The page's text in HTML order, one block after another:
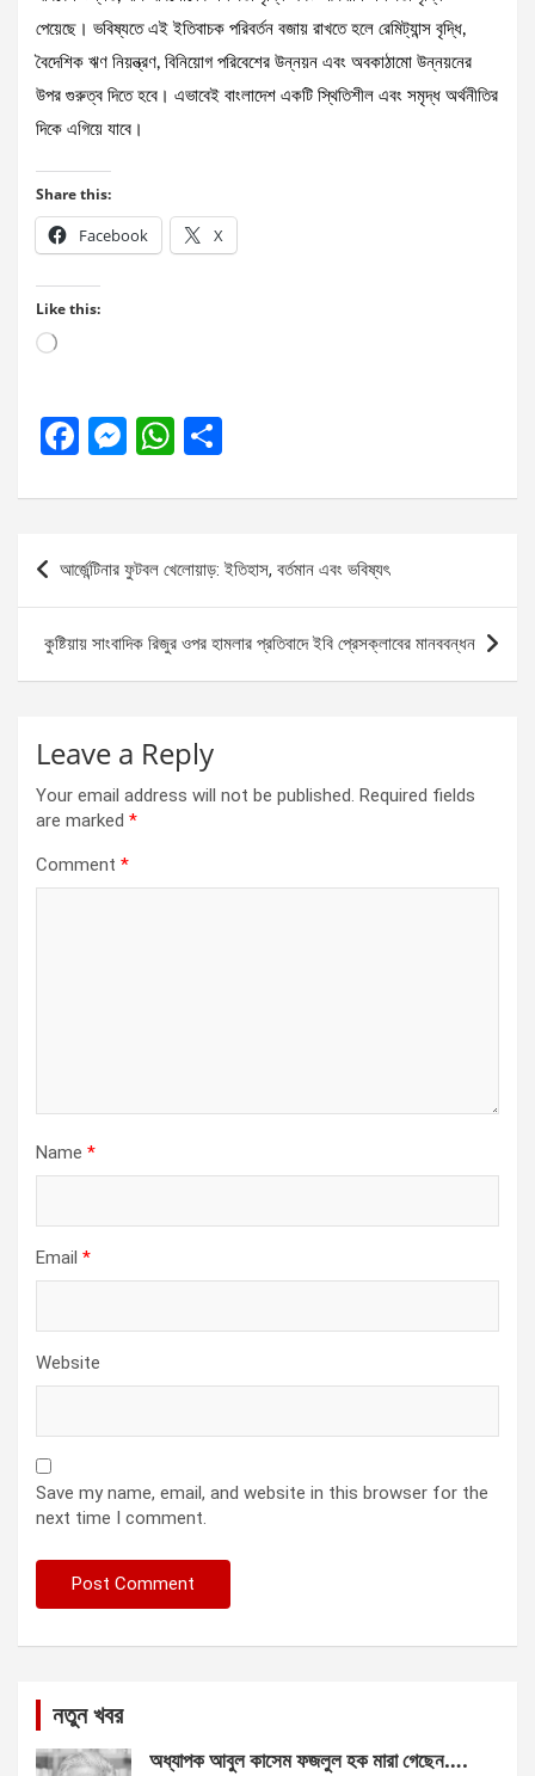
পেয়েছে। ভবিষ্যতে এই ইতিবাচক পরিবর্তন বজায় রাখতে হলে রেমিট্যান্স বৃদ্ধি,
বৈদেশিক ঋণ নিয়ন্ত্রণ, বিনিয়োগ পরিবেশের উন্নয়ন এবং অবকাঠামো উন্নয়নের
উপর গুরুত্ব দিতে হবে। এভাবেই বাংলাদেশ একটি স্থিতিশীল এবং সমৃদ্ধ অর্থনীতির
দিকে এগিয়ে যাবে।
Share this:
Facebook X
Like this:
Loading…
F
ce
b
o
o
k
M
se
n
g
er
W
at
A
p
p
ar
e
Post
navigation
আর্জেন্টিনার ফুটবল খেলোয়াড়: ইতিহাস, বর্তমান এবং ভবিষ্যৎ
কুষ্টিয়ায় সাংবাদিক রিজুর ওপর হামলার প্রতিবাদে ইবি প্রেসক্লাবের মানববন্ধন
Leave a Reply
Your email address will not be published. Required fields
are marked *
Comment *
Name *
Email *
Website
Save my name, email, and website in this browser for the
next time I comment.
নতুন খবর
অধ্যাপক আবুল কাসেম ফজলুল হক মারা গেছেন….